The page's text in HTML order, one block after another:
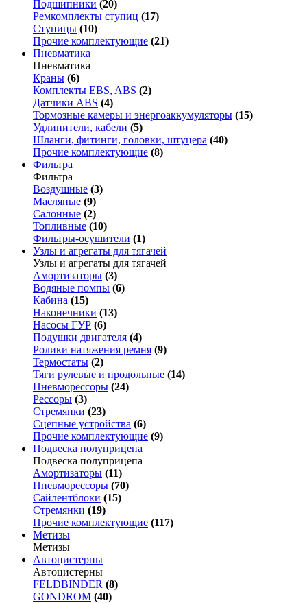
Подшипники (20)
Ремкомплекты ступиц (17)
Ступицы (10)
Прочие комплектующие (21)
Пневматика
Пневматика
Краны (6)
Комплекты EBS, ABS (2)
Датчики ABS (4)
Тормозные камеры и энергоаккумуляторы (15)
Удлинители, кабели (5)
Шланги, фитинги, головки, штуцера (40)
Прочие комплектующие (8)
Фильтра
Фильтра
Воздушные (3)
Масляные (9)
Салонные (2)
Топливные (10)
Фильтры-осушители (1)
Узлы и агрегаты для тягачей
Узлы и агрегаты для тягачей
Амортизаторы (3)
Водяные помпы (6)
Кабина (15)
Наконечники (13)
Насосы ГУР (6)
Подушки двигателя (4)
Ролики натяжения ремня (9)
Термостаты (2)
Тяги рулевые и продольные (14)
Пневморессоры (24)
Рессоры (3)
Стремянки (23)
Сцепные устройства (6)
Прочие комплектующие (9)
Подвеска полуприцепа
Подвеска полуприцепа
Амортизаторы (11)
Пневморессоры (70)
Сайлентблоки (15)
Стремянки (19)
Прочие комплектующие (117)
Метизы
Метизы
Автоцистерны
Автоцистерны
FELDBINDER (8)
GONDROM (40)